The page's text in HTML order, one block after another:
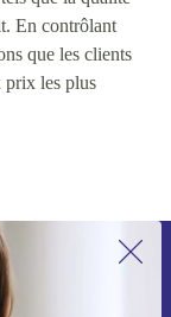
En contrôlant
que les clients
prix les plus